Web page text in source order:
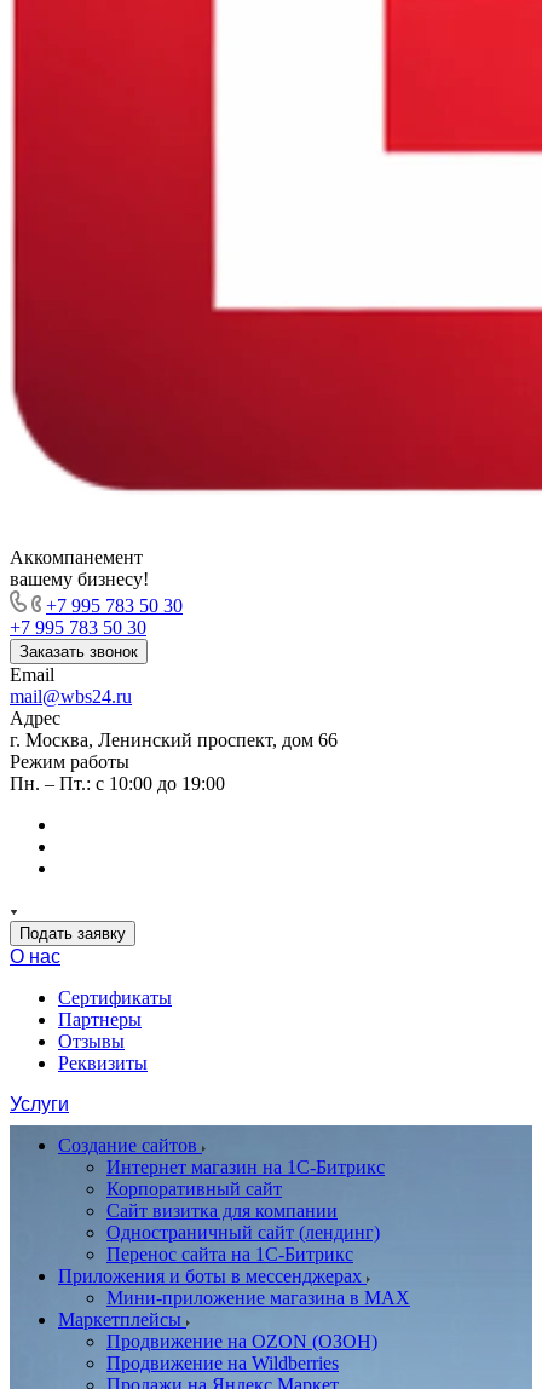
Аккомпанемент
вашему бизнесу!
+7 995 783 50 30
+7 995 783 50 30
Заказать звонок
Email
mail@wbs24.ru
Адрес
г. Москва, Ленинский проспект, дом 66
Режим работы
Пн. – Пт.: с 10:00 до 19:00
Подать заявку
О нас
Сертификаты
Партнеры
Отзывы
Реквизиты
Услуги
Создание сайтов
Интернет магазин на 1С-Битрикс
Корпоративный сайт
Сайт визитка для компании
Одностраничный сайт (лендинг)
Перенос сайта на 1С-Битрикс
Приложения и боты в мессенджерах
Мини-приложение магазина в MAX
Маркетплейсы
Продвижение на OZON (ОЗОН)
Продвижение на Wildberries
Продажи на Яндекс.Маркет